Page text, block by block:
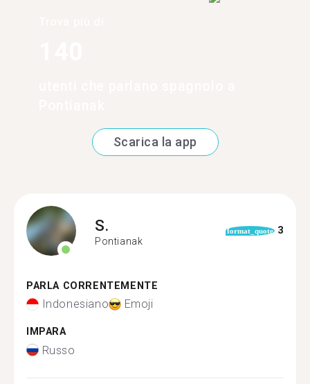
Scarica la app
S.
Pontianak
format_quote 3
PARLA CORRENTEMENTE
Indonesiano Emoji
IMPARA
Russo